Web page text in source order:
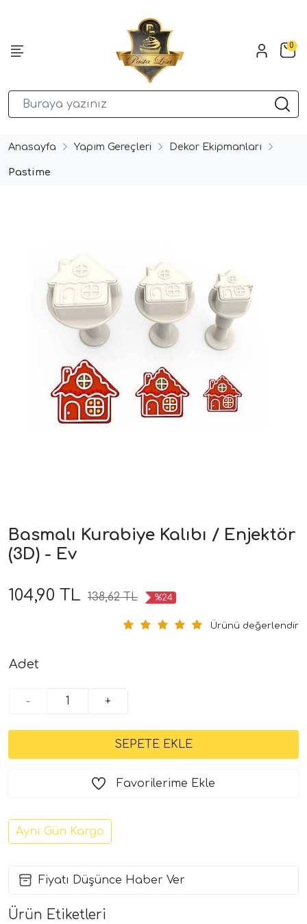
0
Anasayfa Yapım Gereçleri Dekor Ekipmanları
Pastime
Basmalı Kurabiye Kalıbı / Enjektör
(3D) - Ev
104,90 TL 138,62 TL %24
Ürünü değerlendir
Adet
- +
Favorilerime Ekle
Aynı Gün Kargo
Fiyatı Düşünce Haber Ver
Ürün Etiketleri